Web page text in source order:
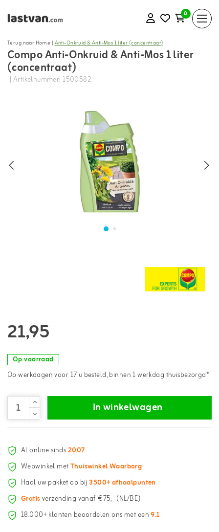
0
Terug naar Home |Anti-Onkruid & Anti-Mos 1 liter (concentraat)
Compo Anti-Onkruid & Anti-Mos 1 liter
(concentraat)
| Artikelnummer: 1500582
21,95
Op voorraad
Op werkdagen voor 17 u besteld, binnen 1 werkdag thuisbezorgd*
In winkelwagen
Al online sinds2007
Webwinkel metThuiswinkel Waarborg
Haal uw pakket op bij3500+ afhaalpunten
Gratisverzending vanaf €75,- (NL/BE)
18.000+ klanten beoordelen ons met een9.1